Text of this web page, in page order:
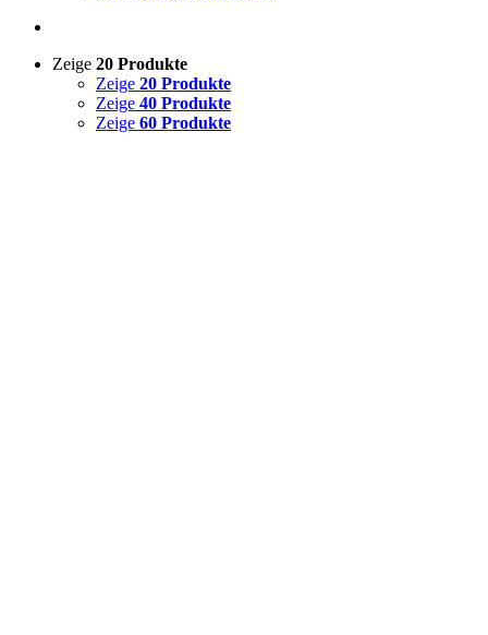
Zeige 20 Produkte
Zeige 20 Produkte
Zeige 40 Produkte
Zeige 60 Produkte